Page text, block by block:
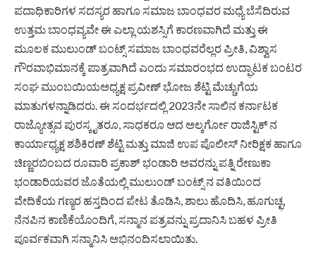
ಪದಾಧಿಕಾರಿಗಳ ಸದಸ್ಯರ ಹಾಗೂ ಸಮಾಜ ಬಾಂಧವರ ಮಧ್ಯೆ ಬೆಸೆದಿರುವ
ಉತ್ತಮ ಬಾಂಧವ್ಯವೇ ಈ ಎಲ್ಲಾ ಯಶಸ್ಸಿಗೆ ಕಾರಣವಾಗಿದೆ ಮತ್ತು ಈ
ಮೂಲಕ ಮುಲುಂಡ್ ಬಂಟ್ಸ್ ಸಮಾಜ ಬಾಂಧವರೆಲ್ಲರ ಪ್ರೀತಿ, ವಿಶ್ವಾಸ
ಗೌರವಾಭಿಮಾನಕ್ಕೆ ಪಾತ್ರವಾಗಿದೆ ಎಂದು ಸಮಾರಂಭದ ಉದ್ಘಾಟಕ ಬಂಟರ
ಸಂಘ ಮುಂಬಯಿಯಅಧ್ಯಕ್ಷ ಪ್ರವೀಣ್ ಭೋಜ ಶೆಟ್ಟಿ ಮೆಚ್ಚುಗೆಯ
ಮಾತುಗಳನ್ನಾಡಿದರು. ಈ ಸಂದರ್ಭದಲ್ಲಿ 2023ನೇ ಸಾಲಿನ ಕರ್ನಾಟಕ
ರಾಜ್ಯೋತ್ಸವ ಪುರಸ್ಕೃತರೂ, ಸಾಧಕರೂ ಆದ ಅಲ್ಕರ್ಗೋ ರಾಜಿಸ್ಟಿಕ್ ನ
ಕಾರ್ಯಾಧ್ಯಕ್ಷ ಶಶಿಕಿರಣ್ ಶೆಟ್ಟಿ ಮತ್ತು ಮಾಜಿ ಉಪ ಪೊಲೀಸ್ ನೀರಿಕ್ಷಕ ಹಾಗೂ
ಚಿಣ್ಣರಬಿಂಬದ ರೂವಾರಿ ಪ್ರಕಾಶ್ ಭಂಡಾರಿ ಅವರನ್ನು ಪತ್ನಿ ರೇಣುಕಾ
ಭಂಡಾರಿಯವರ ಜೊತೆಯಲ್ಲಿ ಮುಲುಂಡ್ ಬಂಟ್ಸ್ ನ ವತಿಯಿಂದ
ವೇದಿಕೆಯ ಗಣ್ಯರ ಹಸ್ತದಿಂದ ಪೇಟ ತೊಡಿಸಿ, ಶಾಲು ಹೊದಿಸಿ, ಹೂಗುಚ್ಛ,
ನೆನಪಿನ ಕಾಣಿಕೆಯೊಂದಿಗೆ, ಸನ್ಮಾನ ಪತ್ರವನ್ನು ಪ್ರದಾನಿಸಿ ಬಹಳ ಪ್ರೀತಿ
ಪೂರ್ವಕವಾಗಿ ಸನ್ಮಾನಿಸಿ ಅಭಿನಂದಿಸಲಾಯಿತು.